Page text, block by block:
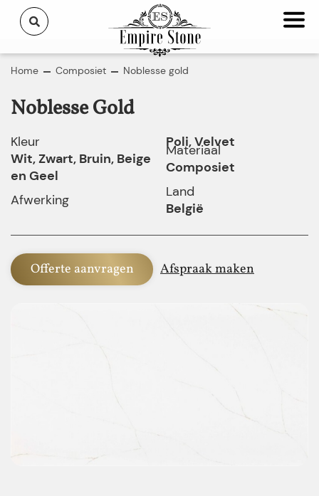
Home Composiet Noblesse gold
Noblesse Gold
Kleur
Wit, Zwart, Bruin, Beige
en Geel
Afwerking
Poli, Velvet
Materiaal
Composiet
Land
België
Offerte aanvragen Afspraak maken